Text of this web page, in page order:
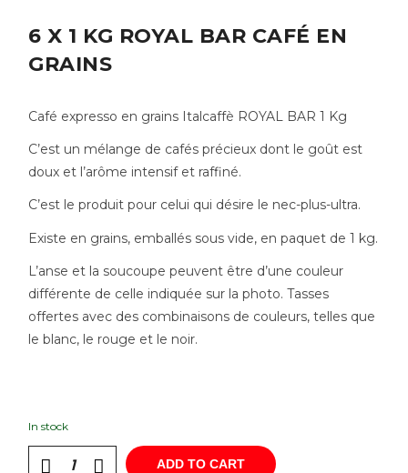
6 X 1 KG ROYAL BAR CAFÉ EN
GRAINS
Café expresso en grains Italcaffè ROYAL BAR 1 Kg
C’est un mélange de cafés précieux dont le goût est
doux et l’arôme intensif et raffiné.
C’est le produit pour celui qui désire le nec-plus-ultra.
Existe en grains, emballés sous vide, en paquet de 1 kg.
L’anse et la soucoupe peuvent être d’une couleur
différente de celle indiquée sur la photo. Tasses
offertes avec des combinaisons de couleurs, telles que
le blanc, le rouge et le noir.
In stock
ADD TO CART